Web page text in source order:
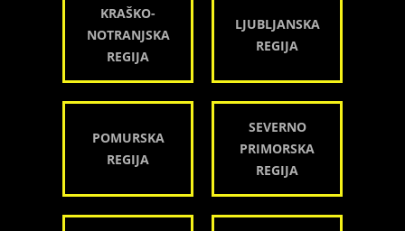
KRAŠKO-
NOTRANJSKA
REGIJA
LJUBLJANSKA
REGIJA
POMURSKA
REGIJA
SEVERNO
PRIMORSKA
REGIJA